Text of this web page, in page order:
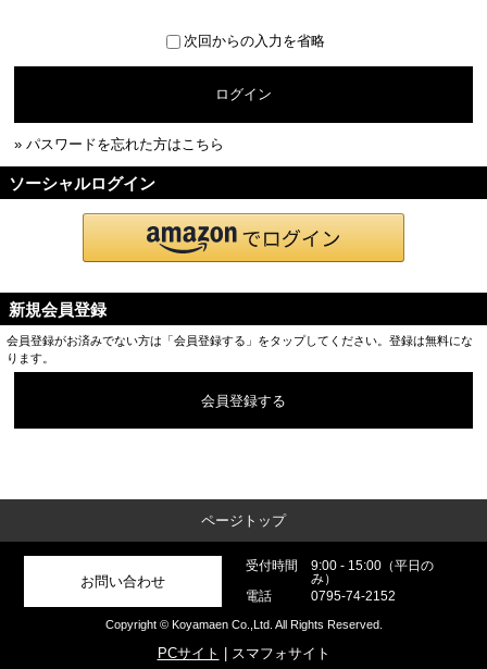
次回からの入力を省略
ログイン
» パスワードを忘れた方はこちら
ソーシャルログイン
新規会員登録
会員登録がお済みでない方は「会員登録する」をタップしてください。登録は無料にな
ります。
会員登録する
ページトップ
お問い合わせ
受付時間
9:00 - 15:00（平日の
み）
電話
0795-74-2152
Copyright © Koyamaen Co.,Ltd. All Rights Reserved.
PCサイト | スマフォサイト